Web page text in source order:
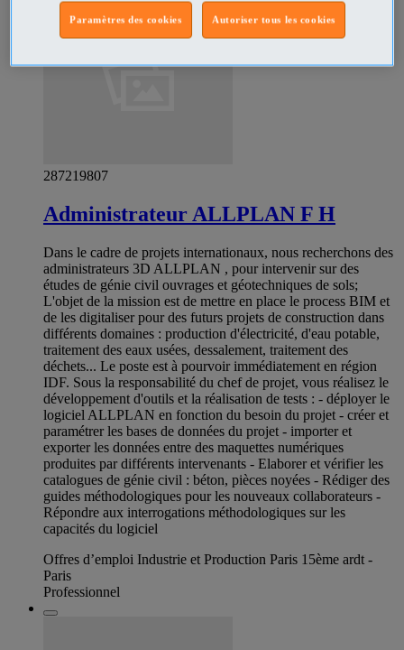
287219807
Administrateur ALLPLAN F H
Dans le cadre de projets internationaux, nous recherchons des
administrateurs 3D ALLPLAN , pour intervenir sur des
études de génie civil ouvrages et géotechniques de sols;
L'objet de la mission est de mettre en place le process BIM et
de les digitaliser pour des futurs projets de construction dans
différents domaines : production d'électricité, d'eau potable,
traitement des eaux usées, dessalement, traitement des
déchets... Le poste est à pourvoir immédiatement en région
IDF. Sous la responsabilité du chef de projet, vous réalisez le
développement d'outils et la réalisation de tests : - déployer le
logiciel ALLPLAN en fonction du besoin du projet - créer et
paramétrer les bases de données du projet - importer et
exporter les données entre des maquettes numériques
produites par différents intervenants - Elaborer et vérifier les
catalogues de génie civil : béton, pièces noyées - Rédiger des
guides méthodologiques pour les nouveaux collaborateurs -
Répondre aux interrogations méthodologiques sur les
capacités du logiciel
Offres d’emploi Industrie et Production Paris 15ème ardt -
Paris
Professionnel
Autoriser tous les cookies
Paramètres des cookies